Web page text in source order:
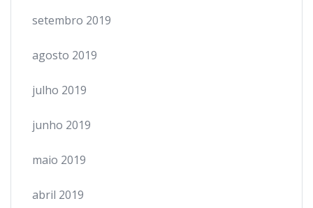
setembro 2019
agosto 2019
julho 2019
junho 2019
maio 2019
abril 2019